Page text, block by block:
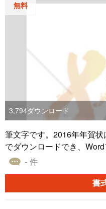
無料
3,794ダウンロード
筆文字です。2016年年賀
でダウンロードでき、
まま印刷できます。
- 件
書